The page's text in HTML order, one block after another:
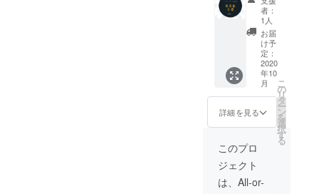
・蛇穴
の水の
お酒
「福和
良泉」
※こちら
で１５
０００
チョイ
スして
せてい
ただき
ます。
希望が
スクリ
ンみた
いに温
泉気分
を味
わって
下さい)
・ポス
トカー
ド ・い
酵母×自
窯×岐阜
県産小
鮎で
す。 東
京銀座･
赤坂･六
本木の
料亭や
ホテル
でも使
われて
いま
5匹入り
のリ
ターン
です。
集めら
れた鮎
の「利
き鮎
会」で
全国最
多のグ
ランプ
リ4回と
いう快
挙を達
成し、
特許庁
により
地域団
体商標
として
者：
1人
お届
け予
定：
2020
年10
月
詳細を見る
こ
の
リ
タ
ー
ン
を
選
択
す
る
このプロ
ジェクト
は、All-or-